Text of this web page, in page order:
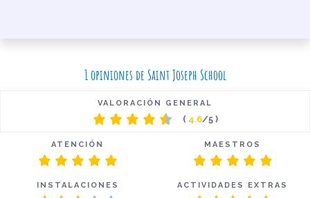
1 opiniones de Saint Joseph School
VALORACIÓN GENERAL
( 4.6/5 )
ATENCIÓN MAESTROS
INSTALACIONES ACTIVIDADES EXTRAS